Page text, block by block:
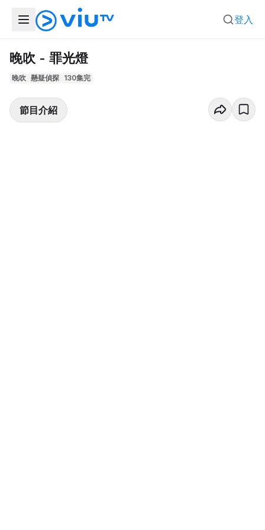
登入
晚吹 - 罪光燈
晚吹 懸疑偵探 130集完
節目介紹